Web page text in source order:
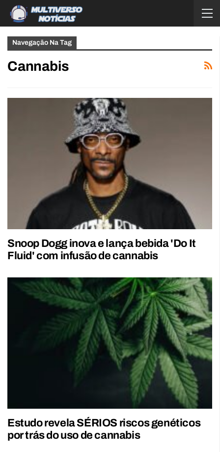
Navegação Na Tag
Cannabis
Snoop Dogg inova e lança bebida 'Do It
Fluid' com infusão de cannabis
Estudo revela SÉRIOS riscos genéticos
por trás do uso de cannabis